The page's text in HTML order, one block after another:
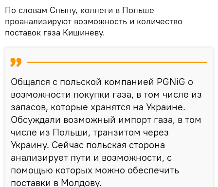
По словам Спыну, коллеги в Польше
проанализируют возможность и количество
поставок газа Кишиневу.
Общался с польской компанией PGNiG о
возможности покупки газа, в том числе из
запасов, которые хранятся на Украине.
Обсуждали возможный импорт газа, в том
числе из Польши, транзитом через
Украину. Сейчас польская сторона
анализирует пути и возможности, с
помощью которых можно обеспечить
поставки в Молдову.